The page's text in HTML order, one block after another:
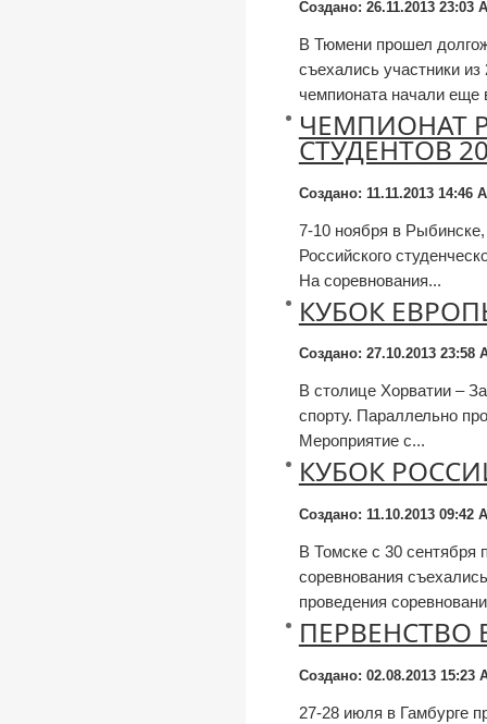
Создано: 26.11.2013 23:03
В Тюмени прошел
съехались участники
чемпионата начали
ЧЕМПИОНАТ
СТУДЕНТОВ
Создано: 11.11.2013 14:46
7-10 ноября в
Российского
На соревнования...
КУБОК
Создано: 27.10.2013 23:58
В столице Хорватии –
спорту. Параллельно
Мероприятие с...
КУБОК
Создано: 11.10.2013 09:42
В Томске с 30 сентября
соревнования
проведения
ПЕРВЕНСТВО
Создано: 02.08.2013 15:23
27-28 июля в Гамбурге